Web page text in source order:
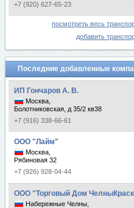
+7 (920) 627-65-23
посмотреть весь
добавить
Последние добавленные
ИП Гончаров А. В.
Москва,
Болотниковская, д 35/2 кв38
+7 (916) 338-66-61
ООО "Лайм"
Москва,
Рябиновая 32
+7 (926) 928-04-44
ООО "Торговый Дом
Набережные Челны,